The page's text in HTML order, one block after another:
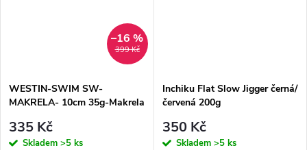
399 Kč
–16 %
WESTIN-SWIM SW-
MAKRELA- 10cm 35g-Makrela
335 Kč
Skladem >5 ks
Inchiku Flat Slow Jigger černá/
červená 200g
350 Kč
Skladem >5 ks